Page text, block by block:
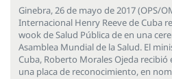
Ginebra, 26 de mayo de 2017 (OPS/
Internacional Henry Reeve de Cuba
wook de Salud Pública de en una
Asamblea Mundial de la Salud. El
Cuba, Roberto Morales Ojeda recibió
una placa de reconocimiento, en